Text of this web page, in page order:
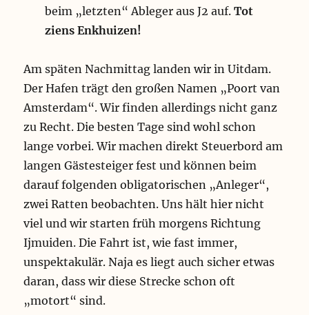
beim „letzten“ Ableger aus J2 auf. Tot
ziens Enkhuizen!
Am späten Nachmittag landen wir in Uitdam.
Der Hafen trägt den großen Namen „Poort van
Amsterdam“. Wir finden allerdings nicht ganz
zu Recht. Die besten Tage sind wohl schon
lange vorbei. Wir machen direkt Steuerbord am
langen Gästesteiger fest und können beim
darauf folgenden obligatorischen „Anleger“,
zwei Ratten beobachten. Uns hält hier nicht
viel und wir starten früh morgens Richtung
Ijmuiden. Die Fahrt ist, wie fast immer,
unspektakulär. Naja es liegt auch sicher etwas
daran, dass wir diese Strecke schon oft
„motort“ sind.